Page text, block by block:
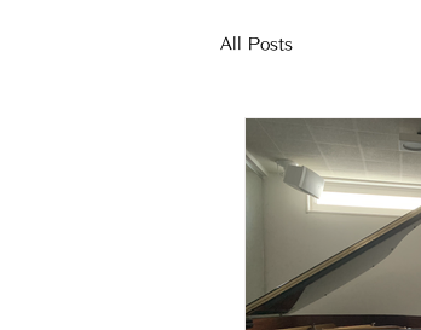
All Posts